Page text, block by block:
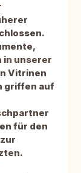
in unserer
Vitrinen
griffen auf
für den